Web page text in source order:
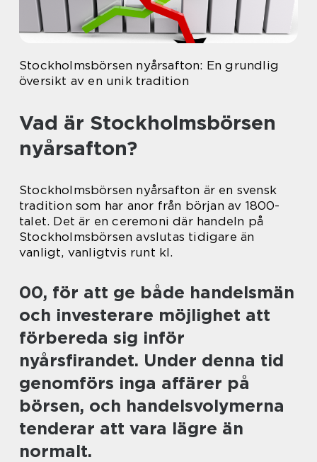
Stockholmsbörsen nyårsafton: En grundlig
översikt av en unik tradition
Vad är Stockholmsbörsen
nyårsafton?
Stockholmsbörsen nyårsafton är en svensk
tradition som har anor från början av 1800-
talet. Det är en ceremoni där handeln på
Stockholmsbörsen avslutas tidigare än
vanligt, vanligtvis runt kl.
00, för att ge både handelsmän
och investerare möjlighet att
förbereda sig inför
nyårsfirandet. Under denna tid
genomförs inga affärer på
börsen, och handelsvolymerna
tenderar att vara lägre än
normalt.